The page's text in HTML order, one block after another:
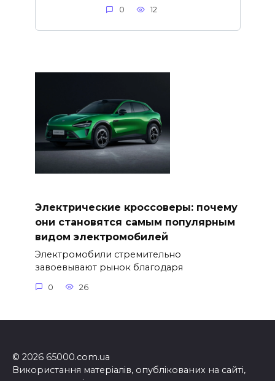
0 12
Электрические кроссоверы: почему
они становятся самым популярным
видом электромобилей
Электромобили стремительно
завоевывают рынок благодаря
0 26
© 2026 65000.com.ua
Використання матеріалів, опублікованих на сайті,